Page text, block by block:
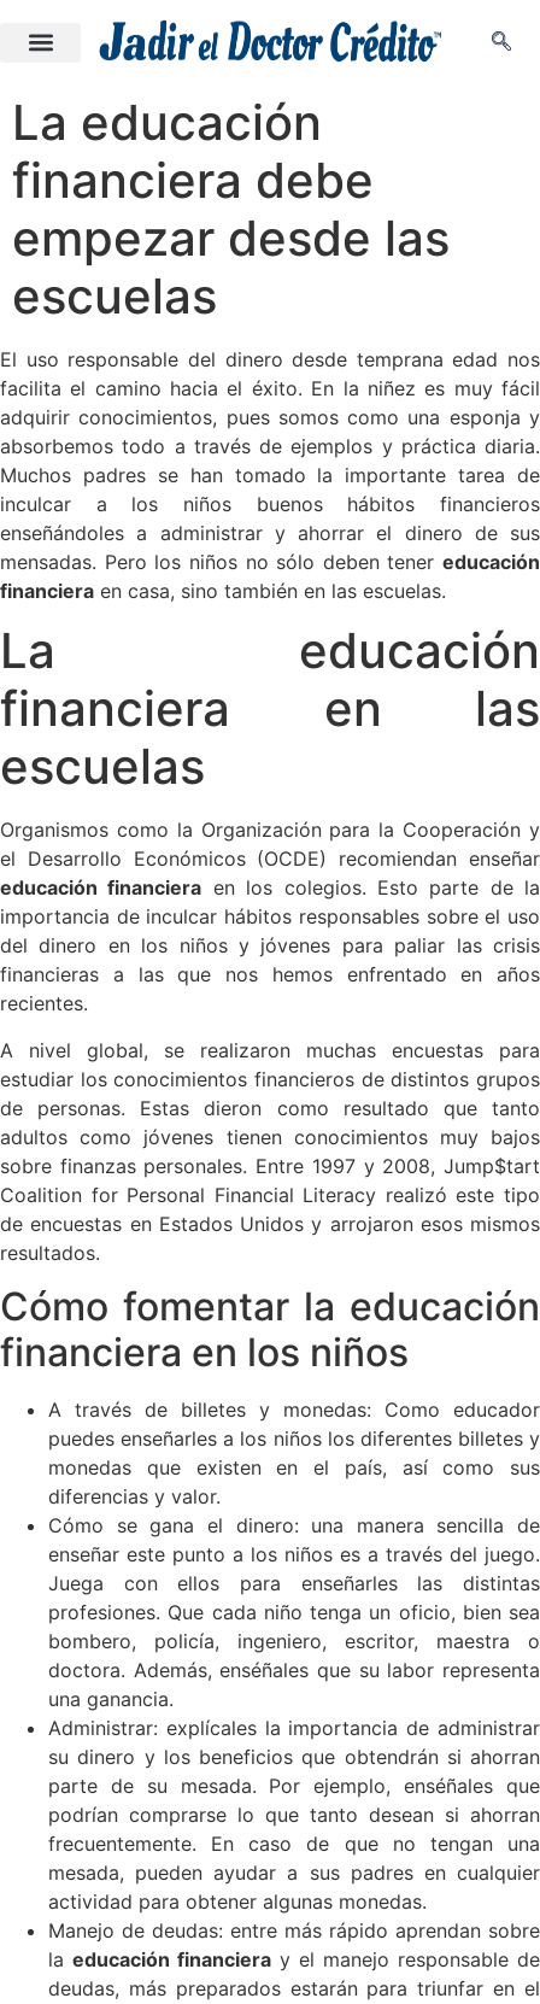
La educación
financiera debe
empezar desde las
escuelas
El uso responsable del dinero desde temprana edad nos
facilita el camino hacia el éxito. En la niñez es muy fácil
adquirir conocimientos, pues somos como una esponja y
absorbemos todo a través de ejemplos y práctica diaria.
Muchos padres se han tomado la importante tarea de
inculcar a los niños buenos hábitos financieros
enseñándoles a administrar y ahorrar el dinero de sus
mensadas. Pero los niños no sólo deben tener educación
financiera en casa, sino también en las escuelas.
La educación
financiera en las
escuelas
Organismos como la Organización para la Cooperación y
el Desarrollo Económicos​ (OCDE) recomiendan enseñar
educación financiera en los colegios. Esto parte de la
importancia de inculcar hábitos responsables sobre el uso
del dinero en los niños y jóvenes para paliar las crisis
financieras a las que nos hemos enfrentado en años
recientes.
A nivel global, se realizaron muchas encuestas para
estudiar los conocimientos financieros de distintos grupos
de personas. Estas dieron como resultado que tanto
adultos como jóvenes tienen conocimientos muy bajos
sobre finanzas personales. Entre 1997 y 2008, Jump$tart
Coalition for Personal Financial Literacy realizó este tipo
de encuestas en Estados Unidos y arrojaron esos mismos
resultados.
Cómo fomentar la educación
financiera en los niños
A través de billetes y monedas: Como educador
puedes enseñarles a los niños los diferentes billetes y
monedas que existen en el país, así como sus
diferencias y valor.
Cómo se gana el dinero: una manera sencilla de
enseñar este punto a los niños es a través del juego.
Juega con ellos para enseñarles las distintas
profesiones. Que cada niño tenga un oficio, bien sea
bombero, policía, ingeniero, escritor, maestra o
doctora. Además, enséñales que su labor representa
una ganancia.
Administrar: explícales la importancia de administrar
su dinero y los beneficios que obtendrán si ahorran
parte de su mesada. Por ejemplo, enséñales que
podrían comprarse lo que tanto desean si ahorran
frecuentemente. En caso de que no tengan una
mesada, pueden ayudar a sus padres en cualquier
actividad para obtener algunas monedas.
Manejo de deudas: entre más rápido aprendan sobre
la educación financiera y el manejo responsable de
deudas, más preparados estarán para triunfar en el